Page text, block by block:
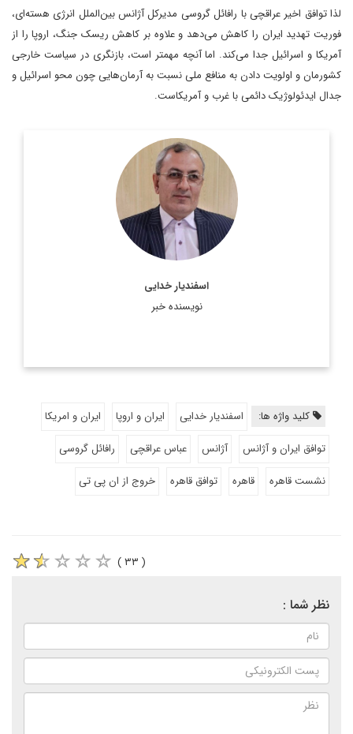
لذا توافق اخیر عراقچی با رافائل گروسی مدیرکل آژانس بین‌الملل انرژی هسته‌ای،
فوریت تهدید ایران را کاهش می‌دهد و علاوه بر کاهش ریسک جنگ، اروپا را از
آمریکا و اسرائیل جدا می‌کند. اما آنچه مهمتر است، بازنگری در سیاست خارجی
کشورمان و اولویت دادن به منافع ملی نسبت به آرمان‌هایی چون محو اسرائیل و
جدال ایدئولوژیک دائمی با غرب و آمریکاست.
اسفندیار خدایی
نویسنده خبر
دکترای مطالعات آمریکا از دانشگاه تهران
اطلاعات بیشتر
کلید واژه ها: اسفندیار خدایی ایران و اروپا
ایران و امریکا
توافق ایران و آژانس
آژانس عباس عراقچی
رافائل گروسی
نشست قاهره
قاهره توافق قاهره خروج از ان پی تی
( ۳۳ )
نظر شما :